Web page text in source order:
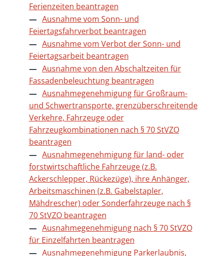
Ferienzeiten beantragen
Ausnahme vom Sonn- und
Feiertagsfahrverbot beantragen
Ausnahme vom Verbot der Sonn- und
Feiertagsarbeit beantragen
Ausnahme von den Abschaltzeiten für
Fassadenbeleuchtung beantragen
Ausnahmegenehmigung für Großraum-
und Schwertransporte, grenzüberschreitende
Verkehre, Fahrzeuge oder
Fahrzeugkombinationen nach § 70 StVZO
beantragen
Ausnahmegenehmigung für land- oder
forstwirtschaftliche Fahrzeuge (z.B.
Ackerschlepper, Rückezüge), ihre Anhänger,
Arbeitsmaschinen (z.B. Gabelstapler,
Mähdrescher) oder Sonderfahrzeuge nach §
70 StVZO beantragen
Ausnahmegenehmigung nach § 70 StVZO
für Einzelfahrten beantragen
Ausnahmegenehmigung Parkerlaubnis,